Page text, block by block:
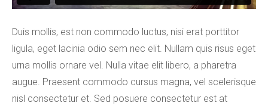
Duis mollis, est non commodo luctus, nisi erat porttitor
ligula, eget lacinia odio sem nec elit. Nullam quis risus eget
urna mollis ornare vel. Nulla vitae elit libero, a pharetra
augue. Praesent commodo cursus magna, vel scelerisque
nisl consectetur et. Sed posuere consectetur est at